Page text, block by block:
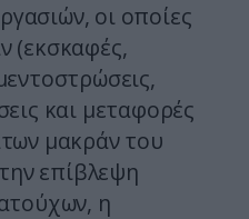
οι οποίες
(εκσκαφές,
και μεταφορές
μακράν του
επίβλεψη
η